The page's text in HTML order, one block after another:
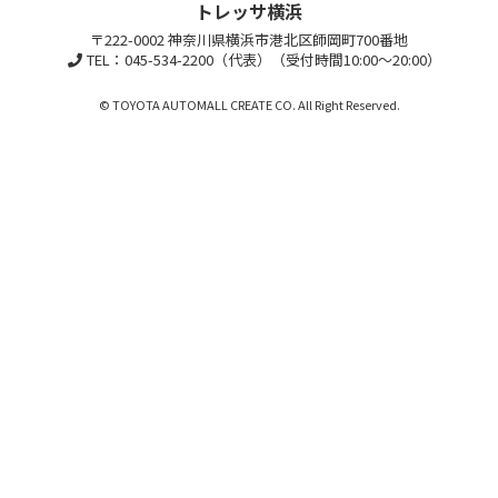
トレッサ横浜
〒222-0002 神奈川県横浜市港北区師岡町700番地
TEL：045-534-2200（代表）（受付時間10:00～20:00）
© TOYOTA AUTOMALL CREATE CO. All Right Reserved.